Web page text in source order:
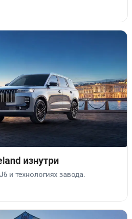
изнутри
и технологиях завода.